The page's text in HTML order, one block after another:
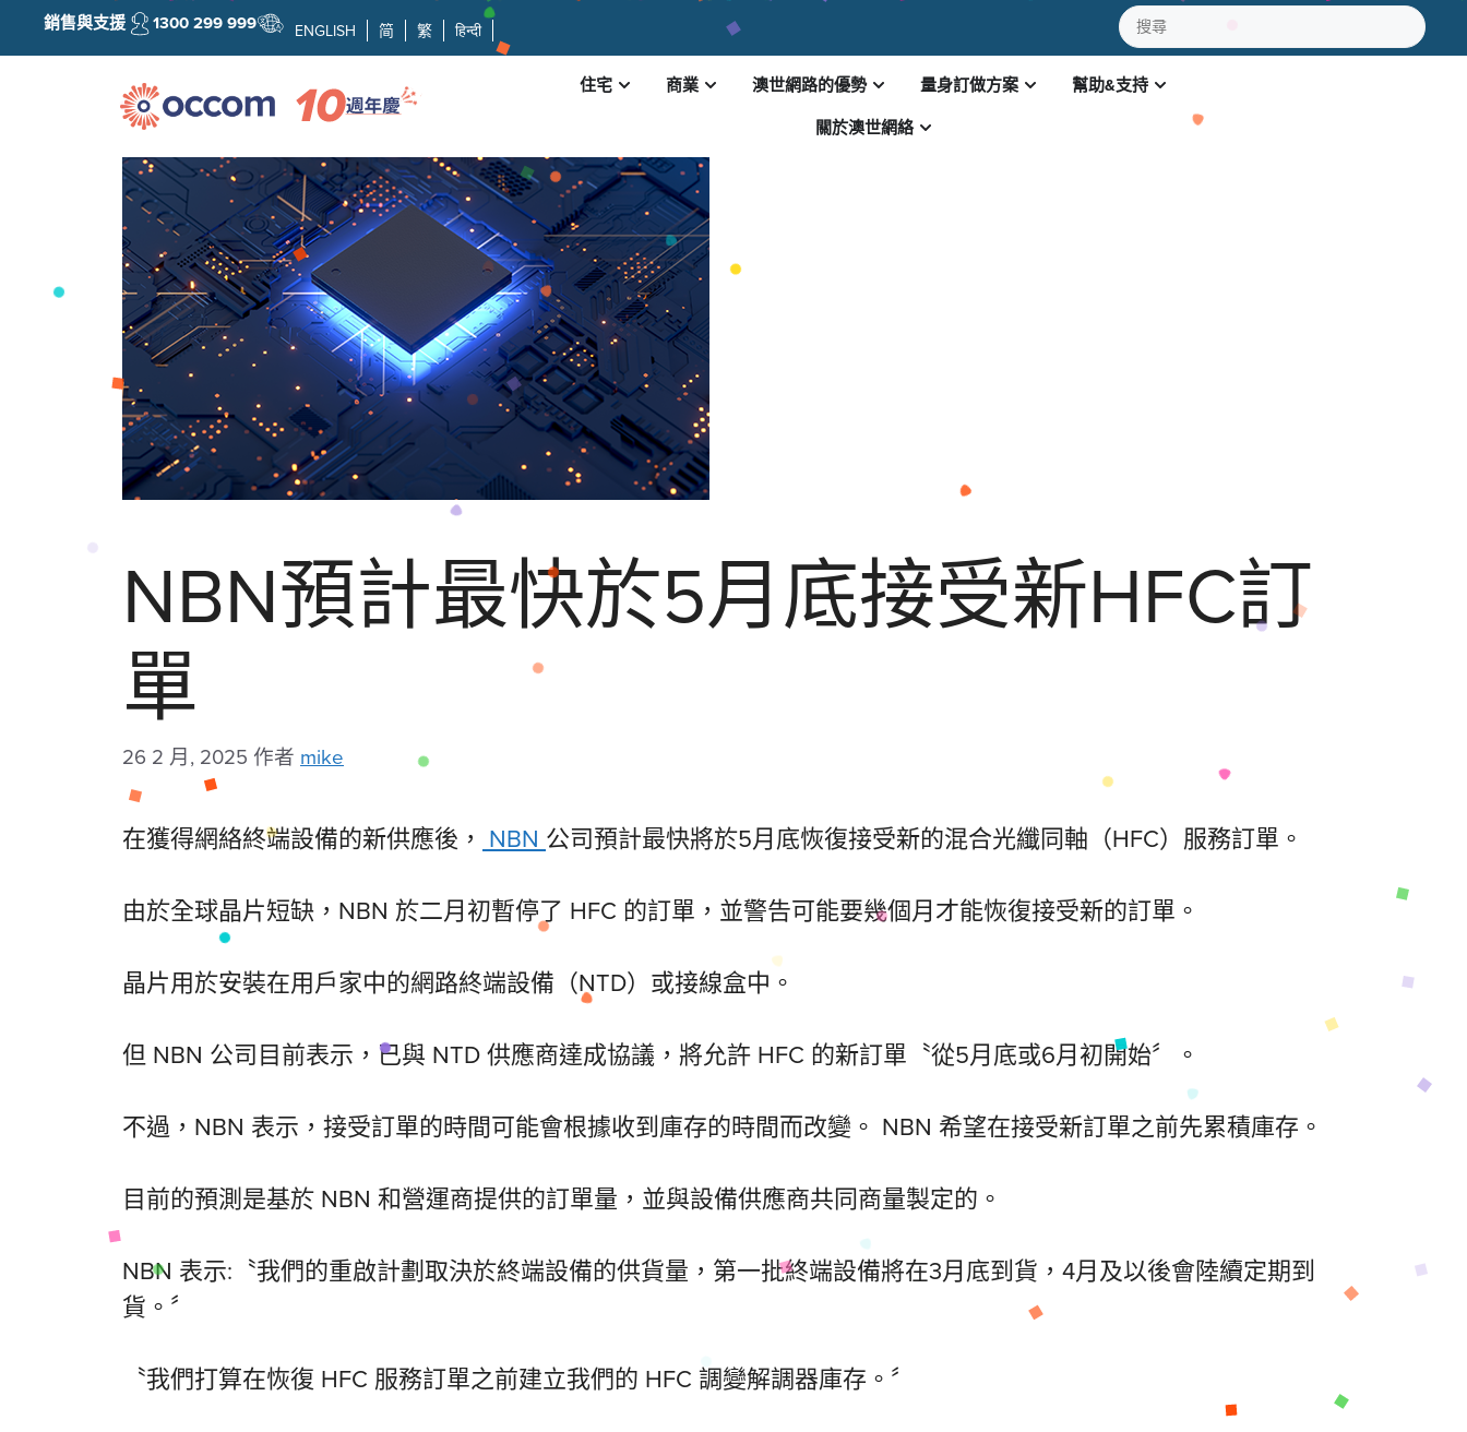
銷售與支援 1300 299 999 ENGLISH 简 繁 हिन्दी
住宅 商業 澳世網路的優勢 量身訂做方案
幫助&支持
關於澳世網絡
NBN預計最快於5月底接受新HFC訂
單
26 2 月, 2025 作者 mike
在獲得網絡終端設備的新供應後， NBN 公司預計最快將於5月底恢復接受新的混合光纖同軸（HFC）服務訂單。
由於全球晶片短缺，NBN 於二月初暫停了 HFC 的訂單，並警告可能要幾個月才能恢復接受新的訂單。
晶片用於安裝在用戶家中的網路終端設備（NTD）或接線盒中。
但 NBN 公司目前表示，已與 NTD 供應商達成協議，將允許 HFC 的新訂單〝從5月底或6月初開始〞。
不過，NBN 表示，接受訂單的時間可能會根據收到庫存的時間而改變。 NBN 希望在接受新訂單之前先累積庫存。
目前的預測是基於 NBN 和營運商提供的訂單量，並與設備供應商共同商量製定的。
NBN 表示:〝我們的重啟計劃取決於終端設備的供貨量，第一批終端設備將在3月底到貨，4月及以後會陸續定期到
貨。〞
〝我們打算在恢復 HFC 服務訂單之前建立我們的 HFC 調變解調器庫存。〞